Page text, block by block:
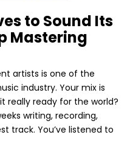
to Sound Its
Mastering
artists is one of the
industry. Your mix is
really ready for the world?
writing, recording,
track. You’ve listened to